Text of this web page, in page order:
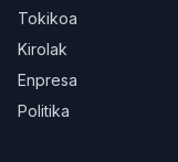
Tokikoa
Kirolak
Enpresa
Politika